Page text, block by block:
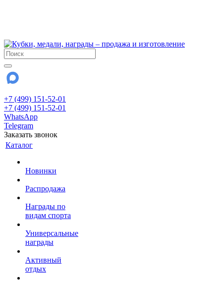
+7 (499) 151-52-01
+7 (499) 151-52-01
WhatsApp
Telegram
Заказать звонок
Каталог
Новинки
Распродажа
Награды по
видам спорта
Универсальные
награды
Активный
отдых